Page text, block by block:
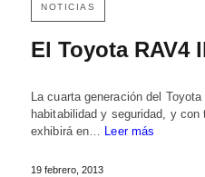
NOTICIAS
El Toyota RAV4
La cuarta generación del
habitabilidad y seguridad, y
exhibirá en… Leer más
19 febrero, 2013